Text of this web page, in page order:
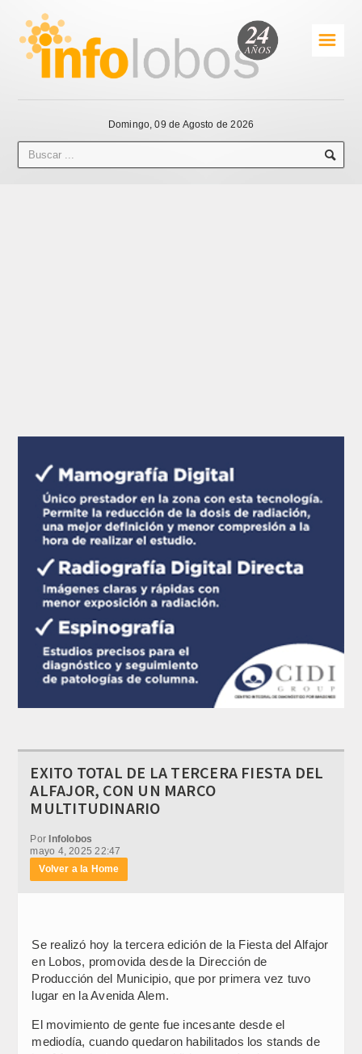
☰
Domingo, 09 de Agosto de 2026
EXITO TOTAL DE LA TERCERA FIESTA DEL
ALFAJOR, CON UN MARCO
MULTITUDINARIO
PorInfolobos
mayo 4, 2025 22:47
Volver a la Home
Se realizó hoy la tercera edición de la Fiesta del Alfajor
en Lobos, promovida desde la Dirección de
Producción del Municipio, que por primera vez tuvo
lugar en la Avenida Alem.
El movimiento de gente fue incesante desde el
mediodía, cuando quedaron habilitados los stands de